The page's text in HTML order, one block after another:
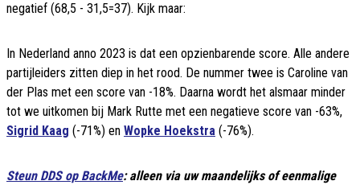
negatief (68,5 - 31,5=37). Kijk maar:
In Nederland anno 2023 is dat een opzienbarende score. Alle andere
partijleiders zitten diep in het rood. De nummer twee is Caroline van
der Plas met een score van -18%. Daarna wordt het alsmaar minder
tot we uitkomen bij Mark Rutte met een negatieve score van -63%,
Sigrid Kaag (-71%) en Wopke Hoekstra (-76%).
Steun DDS op BackMe: alleen via uw maandelijks of eenmalige